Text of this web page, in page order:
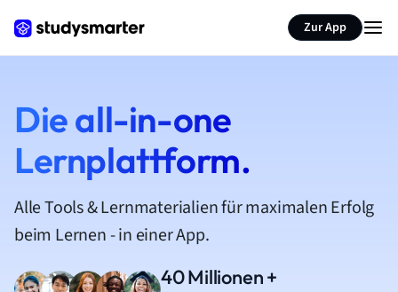
Zur App
Die all-in-one
Lernplattform.
Alle Tools & Lernmaterialien für maximalen Erfolg
beim Lernen - in einer App.
40 Millionen +